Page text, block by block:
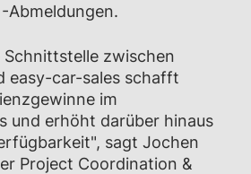
Abmeldungen.
zwischen
easy-car-sales schafft
im
und erhöht darüber hinaus
sagt Jochen
Project Coordination &